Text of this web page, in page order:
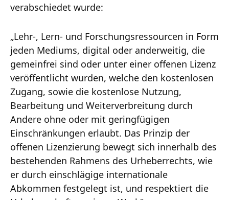
verabschiedet wurde:
„Lehr-, Lern- und Forschungsressourcen in Form
jeden Mediums, digital oder anderweitig, die
gemeinfrei sind oder unter einer offenen Lizenz
veröffentlicht wurden, welche den kostenlosen
Zugang, sowie die kostenlose Nutzung,
Bearbeitung und Weiterverbreitung durch
Andere ohne oder mit geringfügigen
Einschränkungen erlaubt. Das Prinzip der
offenen Lizenzierung bewegt sich innerhalb des
bestehenden Rahmens des Urheberrechts, wie
er durch einschlägige internationale
Abkommen festgelegt ist, und respektiert die